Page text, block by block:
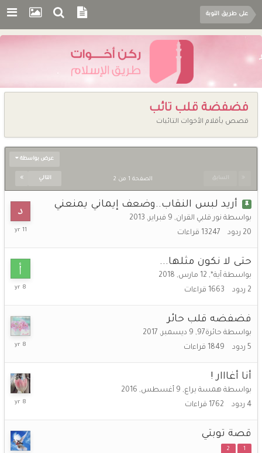
على طريق التوبة
فضفضة قلب تائب
قصص بأقلام الأخوات التائبات
عرض بواسطة
التالي الصفحة 1 من 2
أريد لبس النقاب..وضعف إيماني يمنعني
بواسطة نور قلبي القران, 9 فبراير, 2013
20 ردود 13247 قراءات
13
2014
حتى لا نكون مثلها...
بواسطة آية*, 12 مارس, 2018
2 ردود 1663 قراءات
12
فضفضه قلب حائر
بواسطة حائرة97 , 9 ديسمبر, 2017
5 ردود 1849 قراءات
10
2017
أنا أغااار !
بواسطة همسة يراع, 9 أغسطس, 2016
4 ردود 1762 قراءات
16
قصة توبتي
1
2